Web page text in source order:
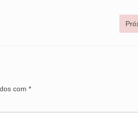
com *